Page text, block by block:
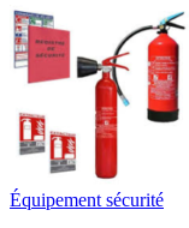
Équipement sécurité